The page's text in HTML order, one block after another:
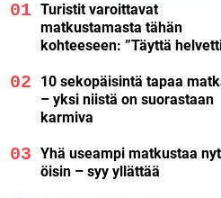
Turistit varoittavat
matkustamasta tähän
kohteeseen: ”Täyttä
10 sekopäisintä tapaa
– yksi niistä on suorastaan
karmiva
Yhä useampi matkustaa nyt
öisin – syy yllättää